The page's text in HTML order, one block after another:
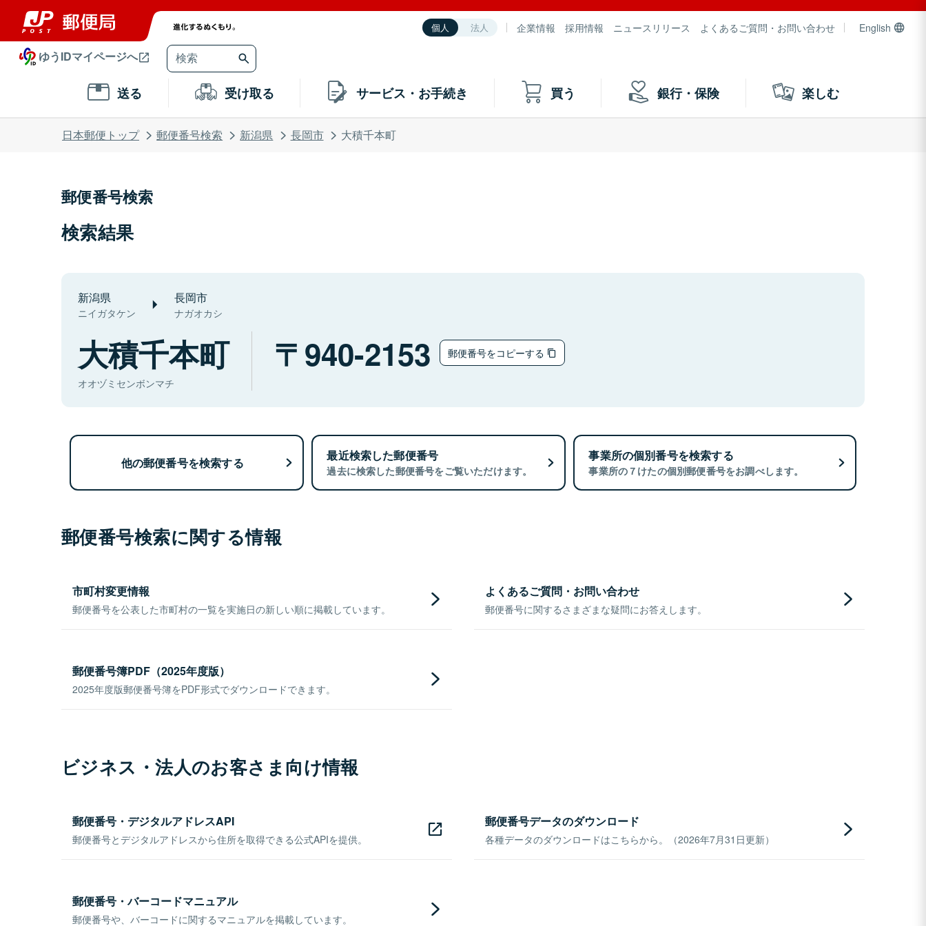
個人 法人 企業情報 採用情報 ニュースリリース よくあるご質問・お問い合わせ English
ゆうIDマイページへ
送る 受け取る サービス・お手続き 買う 銀行・保険 楽しむ
日本郵便トップ 郵便番号検索 新潟県 長岡市 大積千本町
郵便番号検索
検索結果
新潟県
ニイガタケン
長岡市
ナガオカシ
大積千本町
オオヅミセンボンマチ
940-2153 郵便番号をコピーする
他の郵便番号を検索する 最近検索した郵便番号
過去に検索した郵便番号をご覧いただけます。
事業所の個別番号を検索する
事業所の７けたの個別郵便番号をお調べします。
郵便番号検索に関する情報
市町村変更情報
郵便番号を公表した市町村の一覧を実施日の新しい順に掲載しています。
よくあるご質問・お問い合わせ
郵便番号に関するさまざまな疑問にお答えします。
郵便番号簿PDF（2025年度版）
2025年度版郵便番号簿をPDF形式でダウンロードできます。
ビジネス・法人のお客さま向け情報
郵便番号・デジタルアドレスAPI
郵便番号とデジタルアドレスから住所を取得できる公式APIを提供。
郵便番号データのダウンロード
各種データのダウンロードはこちらから。（2026年7月31日更新）
郵便番号・バーコードマニュアル
郵便番号や、バーコードに関するマニュアルを掲載しています。